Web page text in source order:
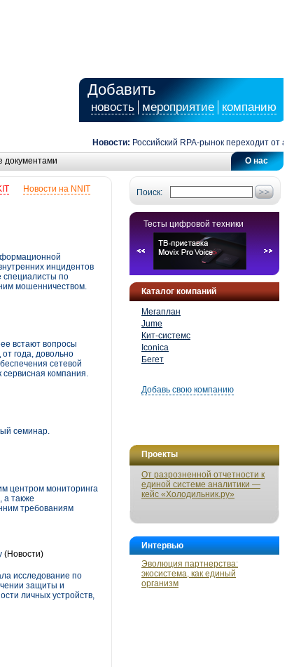
Добавить
новость мероприятие компанию
Новости: Российский RPA-рынок переходит от
О нас
документами
Поиск:
Тесты цифровой техники
Каталог компаний
Мегаплан
Jume
Кит-системс
Iconica
Бегет
Добавь свою компанию
Проекты
От разрозненной отчетности к
единой системе аналитики —
кейс «Холодильник.ру»
Интервью
Эволюция партнерства:
экосистема, как единый
организм
Новости на NNIT
инцидентов
специалисты по
мошенничеством.
встают вопросы
года, довольно
сетевой
сервисная компания.
семинар.
центром мониторинга
а также
требованиям
(Новости)
исследование по
защиты и
личных устройств,